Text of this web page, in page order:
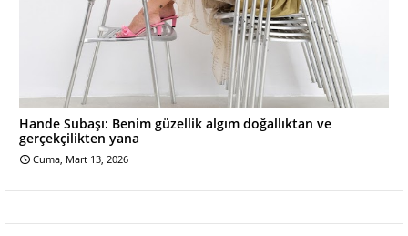
Hande Subaşı: Benim güzellik algım doğallıktan ve
gerçekçilikten yana
Cuma, Mart 13, 2026